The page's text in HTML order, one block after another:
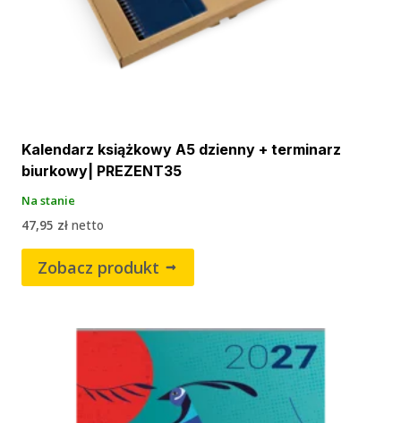
Kalendarz książkowy A5 dzienny + terminarz
biurkowy| PREZENT35
Na stanie
47,95 zł netto
Zobacz produkt